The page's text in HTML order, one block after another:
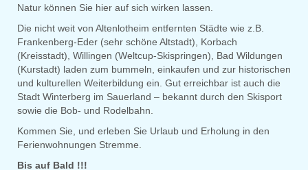
Natur können Sie hier auf sich wirken lassen.
Die nicht weit von Altenlotheim entfernten Städte wie z.B.
Frankenberg-Eder (sehr schöne Altstadt), Korbach
(Kreisstadt), Willingen (Weltcup-Skispringen), Bad Wildungen
(Kurstadt) laden zum bummeln, einkaufen und zur historischen
und kulturellen Weiterbildung ein. Gut erreichbar ist auch die
Stadt Winterberg im Sauerland – bekannt durch den Skisport
sowie die Bob- und Rodelbahn.
Kommen Sie, und erleben Sie Urlaub und Erholung in den
Ferienwohnungen Stremme.
Bis auf Bald !!!